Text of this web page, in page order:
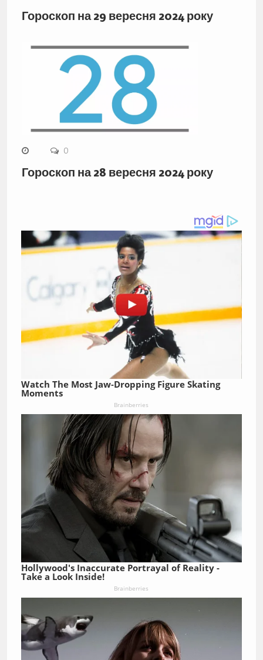
Гороскоп на 29 вересня 2024 року
0
Гороскоп на 28 вересня 2024 року
Watch The Most Jaw‑Dropping Figure Skating
Moments
Brainberries
Hollywood's Inaccurate Portrayal of Reality -
Take a Look Inside!
Brainberries